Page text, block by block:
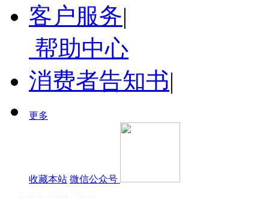
客户服务|
帮助中心
消费者告知书|
更多
收藏本站 微信公众号